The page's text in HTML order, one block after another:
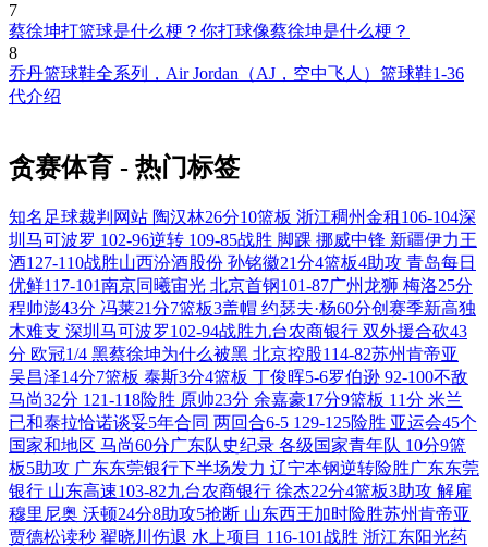
7
蔡徐坤打篮球是什么梗？你打球像蔡徐坤是什么梗？
8
乔丹篮球鞋全系列，Air Jordan（AJ，空中飞人）篮球鞋1-36
代介绍
贪赛体育 - 热门标签
知名足球裁判网站 陶汉林26分10篮板 浙江稠州金租106-104深
圳马可波罗 102-96逆转 109-85战胜 脚踝 挪威中锋 新疆伊力王
酒127-110战胜山西汾酒股份 孙铭徽21分4篮板4助攻 青岛每日
优鲜117-101南京同曦宙光 北京首钢101-87广州龙狮 梅洛25分
程帅澎43分 冯莱21分7篮板3盖帽 约瑟夫·杨60分创赛季新高独
木难支 深圳马可波罗102-94战胜九台农商银行 双外援合砍43
分 欧冠1/4 黑蔡徐坤为什么被黑 北京控股114-82苏州肯帝亚
吴昌泽14分7篮板 泰斯3分4篮板 丁俊晖5-6罗伯逊 92-100不敌
马尚32分 121-118险胜 原帅23分 余嘉豪17分9篮板 11分 米兰
已和泰拉恰诺谈妥5年合同 两回合6-5 129-125险胜 亚运会45个
国家和地区 马尚60分广东队史纪录 各级国家青年队 10分9篮
板5助攻 广东东莞银行下半场发力 辽宁本钢逆转险胜广东东莞
银行 山东高速103-82九台农商银行 徐杰22分4篮板3助攻 解雇
穆里尼奥 沃顿24分8助攻5抢断 山东西王加时险胜苏州肯帝亚
贾德松读秒 翟晓川伤退 水上项目 116-101战胜 浙江东阳光药